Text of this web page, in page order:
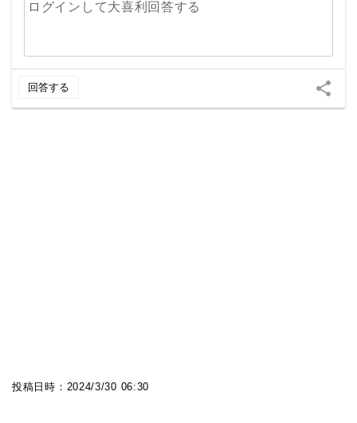
ログインして大喜利回答する
回答する share
投稿日時： 2024/3/30 06:30